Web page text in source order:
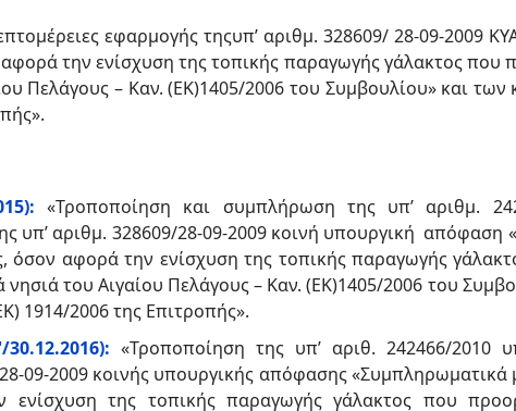
εφαρμογής τηςυπ’ αριθμ. 328609/ 28-09-2009
την ενίσχυση της τοπικής παραγωγής γάλακτος που
Πελάγους – Καν. (ΕΚ)1405/2006 του Συμβουλίου» και
«Τροποποίηση και συμπλήρωση της υπ’ αριθμ.
υπ’ αριθμ. 328609/28-09-2009 κοινή υπουργική απόφαση
αφορά την ενίσχυση της τοπικής παραγωγής
του Αιγαίου Πελάγους – Καν. (ΕΚ)1405/2006 του
1914/2006 της Επιτροπής».
«Τροποποίηση της υπ’ αριθ. 242466/2010
09-2009 κοινής υπουργικής απόφασης «Συμπληρωματικά
ενίσχυση της τοπικής παραγωγής γάλακτος που